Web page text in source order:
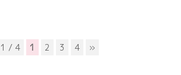
1 / 4 1 2 3 4 »